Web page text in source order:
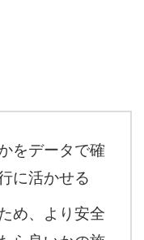
をデータで確
に活かせる
め、より安全